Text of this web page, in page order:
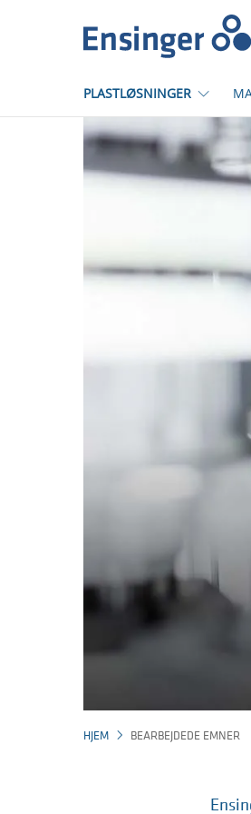
PLASTLØSNINGER
HJEM BEARBEJDEDE EMNER